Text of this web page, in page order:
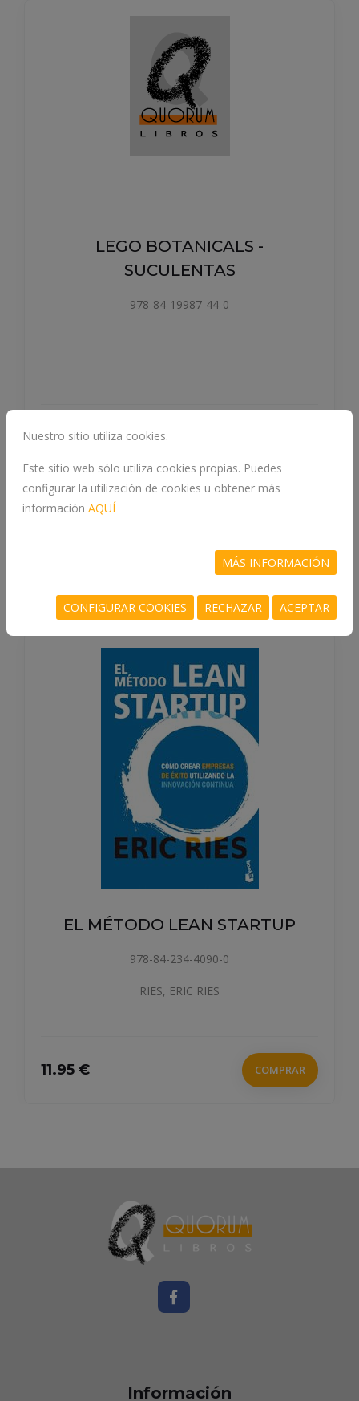
LEGO BOTANICALS -
SUCULENTAS
978-84-19987-44-0
15.9 €
Otros libros la materia
EL MÉTODO LEAN STARTUP
978-84-234-4090-0
RIES, ERIC RIES
11.95 € COMPRAR
Información
Nuestro sitio utiliza cookies.
Este sitio web sólo utiliza cookies propias. Puedes
configurar la utilización de cookies u obtener más
información AQUÍ
MÁS INFORMACIÓN
CONFIGURAR COOKIES RECHAZAR ACEPTAR